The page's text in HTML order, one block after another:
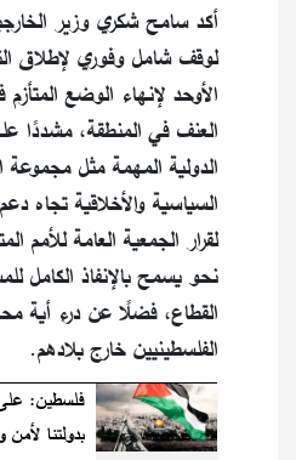
أكد سامح شكري وزير
لوقف شامل وفوري لإطلاق
الأوحد لإنهاء الوضع
العنف في المنطقة، مشددًا
الدولية المهمة مثل مجموعة
السياسية والأخلاقية تجاه
لقرار الجمعية العامة للأمم
نحو يسمح بالإنفاذ الكامل
القطاع، فضلًا عن درء أية
الفلسطينيين خارج بلادهم.
فلسطين: على
بدولتنا لأمن